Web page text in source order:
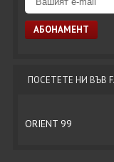
ПОСЕТЕТЕ НИ ВЪВ
ORIENT 99